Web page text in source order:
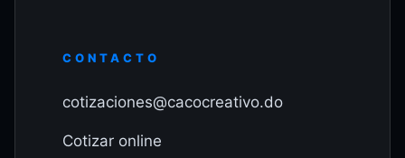
CONTACTO
cotizaciones@cacocreativo.do
Cotizar online